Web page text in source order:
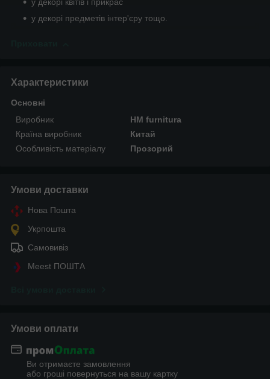
у декорі квітів і прикрас
у декорі предметів інтер'єру тощо.
Характеристики
Основні
Виробник
HM furnitura
Країна виробник
Китай
Особливість матеріалу
Прозорий
Умови доставки
Нова Пошта
Укрпошта
Самовивіз
Meest ПОШТА
Умови оплати
Ви отримаєте замовлення
або гроші повернуться на вашу картку